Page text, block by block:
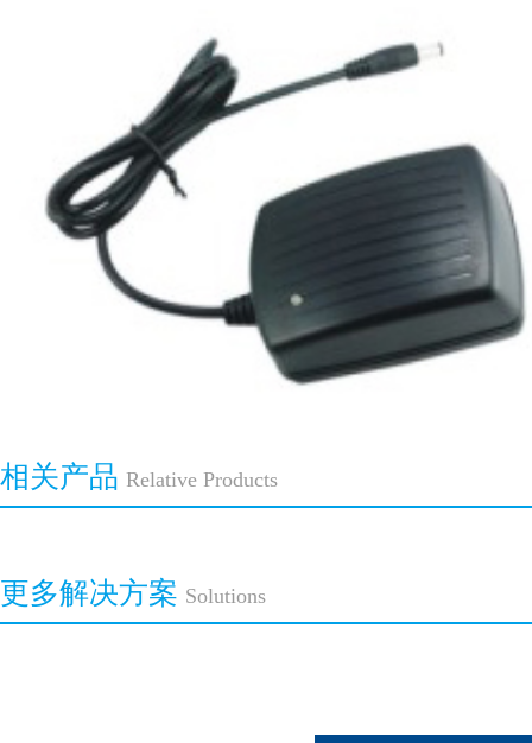
相关产品 Relative Products
更多解决方案 Solutions